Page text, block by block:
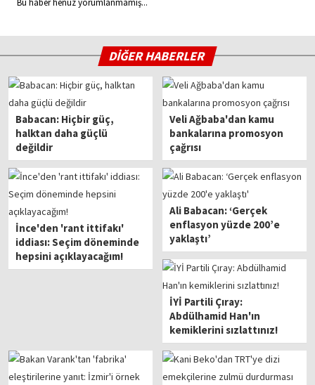
Bu haber henüz yorumlanmamış...
DİĞER HABERLER
Babacan: Hiçbir güç,
halktan daha güçlü
değildir
Veli Ağbaba'dan kamu
bankalarına promosyon
çağrısı
İnce'den 'rant ittifakı'
iddiası: Seçim döneminde
hepsini açıklayacağım!
Ali Babacan: ‘Gerçek
enflasyon yüzde 200’e
yaklaştı’
İYİ Partili Çıray:
Abdülhamid Han'ın
kemiklerini sızlattınız!